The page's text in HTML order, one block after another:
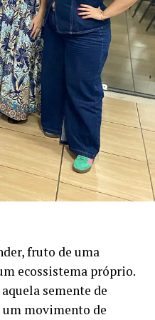
fruto de uma
ecossistema próprio.
semente de
um movimento de